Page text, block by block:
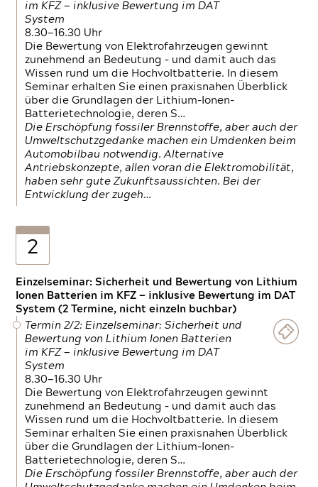
im KFZ — inklusive Bewertung im DAT
System
8.30—16.30 Uhr
Die Bewertung von Elektrofahrzeugen gewinnt
zunehmend an Bedeutung – und damit auch das
Wissen rund um die Hochvoltbatterie. In diesem
Seminar erhalten Sie einen praxisnahen Überblick
über die Grundlagen der Lithium-Ionen-
Batterietechnologie, deren S…
Die Erschöpfung fossiler Brennstoffe, aber auch der
Umweltschutzgedanke machen ein Umdenken beim
Automobilbau notwendig. Alternative
Antriebskonzepte, allen voran die Elektromobilität,
haben sehr gute Zukunftsaussichten. Bei der
Entwicklung der zugeh…
2
Einzelseminar: Sicherheit und Bewertung von Lithium
Ionen Batterien im KFZ — inklusive Bewertung im DAT
System (2 Termine, nicht einzeln buchbar)
Termin 2/2: Einzelseminar: Sicherheit und
Bewertung von Lithium Ionen Batterien
im KFZ — inklusive Bewertung im DAT
System
8.30—16.30 Uhr
Die Bewertung von Elektrofahrzeugen gewinnt
zunehmend an Bedeutung – und damit auch das
Wissen rund um die Hochvoltbatterie. In diesem
Seminar erhalten Sie einen praxisnahen Überblick
über die Grundlagen der Lithium-Ionen-
Batterietechnologie, deren S…
Die Erschöpfung fossiler Brennstoffe, aber auch der